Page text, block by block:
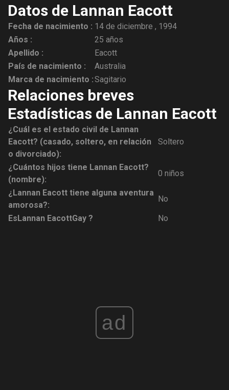
Datos de Lannan Eacott
Fecha de nacimiento : 14 de diciembre , 1994
Años :
25 años
Apellido :
Eacott
País de nacimiento :
Australia
Marca de nacimiento :Sagitario
Relaciones breves
Estadísticas de Lannan Eacott
¿Cuál es el estado civil de Lannan
Eacott? (casado, soltero, en relación
o divorciado):
Soltero
¿Cuántos hijos tiene Lannan Eacott?
(nombre):
0 niños
¿Lannan Eacott tiene alguna aventura
amorosa?:
No
EsLannan EacottGay ? No
ad